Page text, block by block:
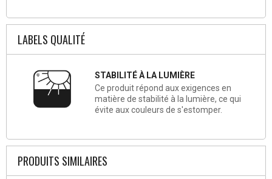
LABELS QUALITÉ
STABILITÉ À LA LUMIÈRE
Ce produit répond aux exigences en
matière de stabilité à la lumière, ce qui
évite aux couleurs de s'estomper.
PRODUITS SIMILAIRES